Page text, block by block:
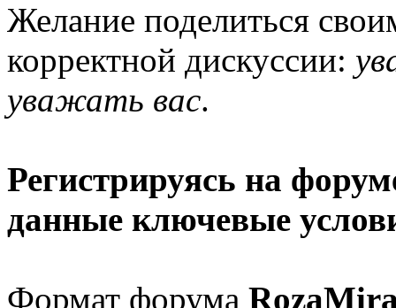
Желание поделиться
корректной дискуссии:
уважать вас.
Регистрируясь на
данные ключевые
Формат форума